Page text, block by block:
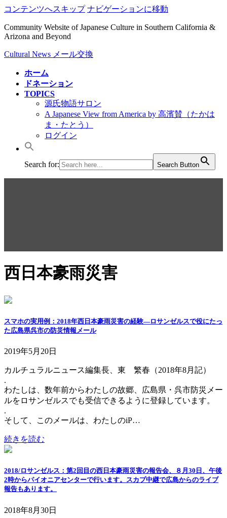
コンテンツへスキップ ナビゲーションに移動
Community Website of Japanese Culture in Southern California &
Arizona and Beyond
Cultural News メール交換
ホーム
ドネーション
TOPICS
源氏物語サロン
A Japanese View from America by 高濱賛（たかは
ま・たとう）
ログイン
Search for: Search Button
西日本豪雨災害
スマホの実用例：2018年西日本豪雨災害の経験―ロサンゼルスで役にたっ
た広島県呉市の防災情報メール
2019年5月20日
カルチュラルニュース編集長、東 繁春（2018年8月記）
.
わたしは、数年前からわたしの故郷、広島県・呉市防災メー
ルをロサンゼルスでも受信できるように登録しています。
.
そして、このメールは、わたしのiP…
続きを読む
2018/ロサンゼルス：第2回目の西日本豪雨災害の報告会、８月30日、午後
2時からパイオニアセンターで行います。スカプ中継で広島からのライブ
報告もあります。
2018年8月30日